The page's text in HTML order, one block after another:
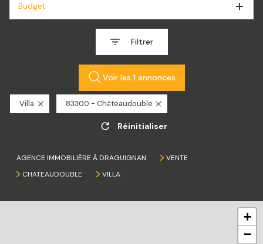
Budget
Filtrer
Voir les 1annonces
Villa 83300 - Châteaudouble
Réinitialiser
AGENCE IMMOBILIÈRE À DRAGUIGNAN
VENTE
CHATEAUDOUBLE
VILLA
+
−